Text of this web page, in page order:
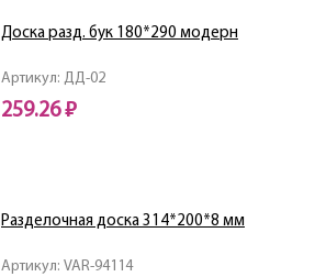
Артикул: ДД-02
Доска разд. бук 180*290 модерн
259.26 ₽
Артикул: VAR-94114
Разделочная доска 314*200*8 мм